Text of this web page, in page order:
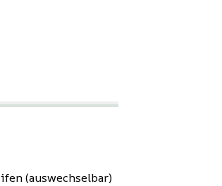
(auswechselbar)